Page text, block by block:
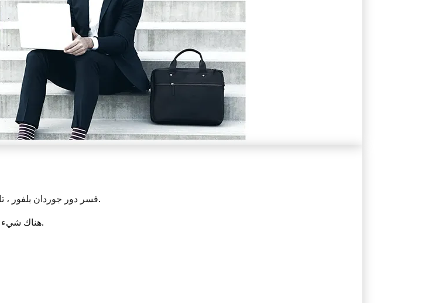
فسر دور جوردان بلفور ، تاجر مشهور ، كما اشتهر بنجاحه المالي والأساليب غير الواضحة التي استخدمها.
هناك شيء واحد مؤكد: لقد كان بائعًا مقدسًا. تجاري ضخم. كان بإمكانه بيع ثلاجة لأسكيمو.